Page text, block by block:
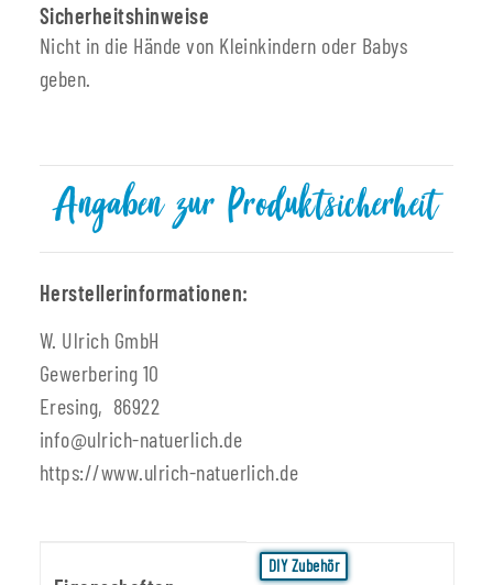
Sicherheitshinweise
Nicht in die Hände von Kleinkindern oder Babys
geben.
Angaben zur Produktsicherheit
Herstellerinformationen:
W. Ulrich GmbH
Gewerbering 10
Eresing, 86922
info@ulrich-natuerlich.de
https://www.ulrich-natuerlich.de
DIY Zubehör